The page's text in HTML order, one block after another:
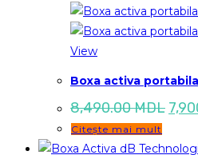
View
Boxa activa
8,490.00MDL
fost:
Citește mai mult